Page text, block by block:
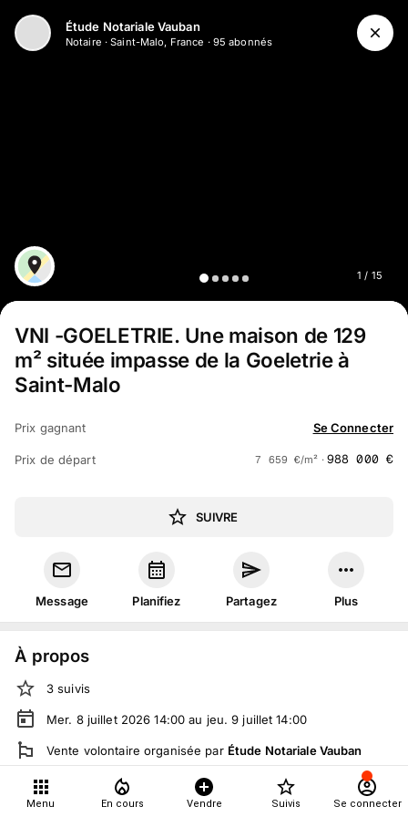
1 / 15
Étude Notariale Vauban
Notaire ·Saint-Malo, France · 95 abonnés
VNI -GOELETRIE. Une maison de 129
m² située impasse de la Goeletrie à
Saint-Malo
Prix gagnant Se Connecter
Prix de départ 7 659 €/m² · 988 000 €
SUIVRE
Message Planifiez Partagez Plus
À propos
3 suivis
Mer. 8 juillet 2026 14:00 au jeu. 9 juillet 14:00
Vente volontaire organisée par Étude Notariale Vauban
Tout le monde peut participer
Menu En cours Vendre Suivis Se connecter